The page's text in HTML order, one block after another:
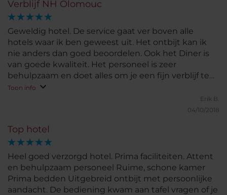
Verblijf NH Olomouc
Geweldig hotel. De service gaat ver boven alle
hotels waar ik ben geweest uit. Het ontbijt kan ik
nie anders dan goed beoordelen. Ook het Diner is
van goede kwaliteit. Het personeel is zeer
behulpzaam en doet alles om je een fijn verblijf te
bezorgen.Zelf verblijf ik al voor langere tijd in dit
Toon info
Erik B.
04/10/2018
Top hotel
Heel goed verzorgd hotel. Prima faciliteiten. Attent
en behulpzaam personeel Ruime, schone kamer
Prima bedden Uitgebreid ontbijt met persoonlijke
aandacht. De bediening kwam aan tafel vragen of je